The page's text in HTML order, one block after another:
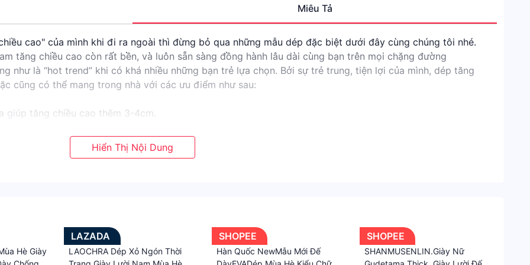
Miêu Tả
cao" của mình khi đi ra ngoài thì đừng bỏ qua những mẫu dép đặc biệt dưới đây cùng chúng tôi nhé.
tăng chiều cao còn rất bền, và luôn sẵn sàng đồng hành lâu dài cùng bạn trên mọi chặng đường
như là “hot trend” khi có khá nhiều những bạn trẻ lựa chọn. Bởi sự trẻ trung, tiện lợi của mình, dép tăng
cũng có thể mang trong nhà với các ưu điểm như sau:
giúp tăng chiều cao thêm 3-4cm.
bạn cảm giác mềm mại không cấn chân khi mang. Chọn size vừa khít với đôi bàn chân của bạn sẽ là
công sở
bạn đạt được điều đó.
nước là bong keo ngay thì với Giày Dép Thời Trang KhoNCC có thể "đi mưa đi nước" được.
Hè Giày
LAZADA
LAOCHRA Dép Xỏ Ngón Thời
SHOPEE
Hàn Quốc NewMẫu Mới Đế
SHOPEE
SHANMUSENLIN.Giày Nữ